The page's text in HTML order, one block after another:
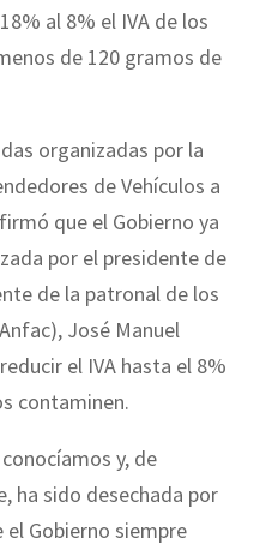
al 8% el IVA de los
de 120 gramos de
organizadas por la
de Vehículos a
que el Gobierno ya
por el presidente de
de la patronal de los
José Manuel
el IVA hasta el 8%
contaminen.
y, de
ha sido desechada por
el Gobierno siempre